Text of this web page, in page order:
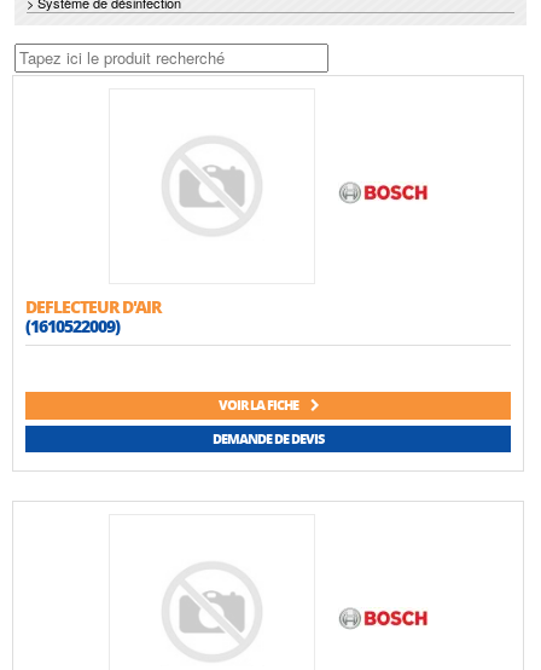
DEFLECTEUR D'AIR
(1610522009)
VOIR LA FICHE
DEMANDE DE DEVIS